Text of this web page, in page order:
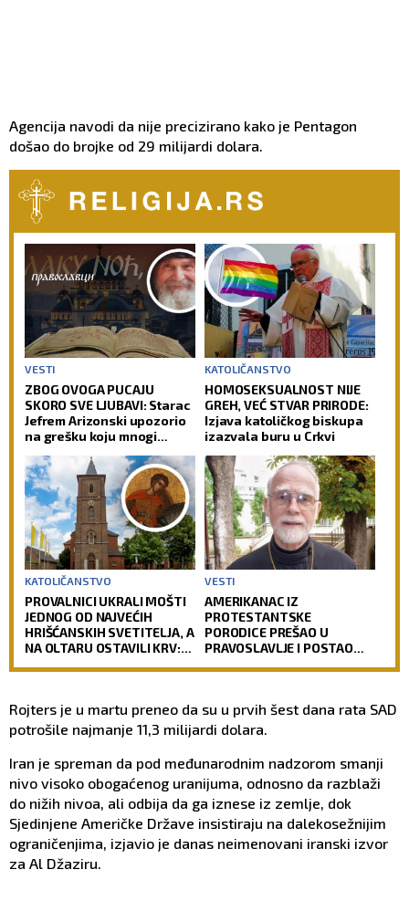
Agencija navodi da nije precizirano kako je Pentagon
došao do brojke od 29 milijardi dolara.
VESTI
ZBOG OVOGA PUCAJU
SKORO SVE LJUBAVI: Starac
Jefrem Arizonski upozorio
na grešku koju mnogi
KATOLIČANSTVO
HOMOSEKSUALNOST NIJE
GREH, VEĆ STVAR PRIRODE:
Izjava katoličkog biskupa
izazvala buru u Crkvi
KATOLIČANSTVO
PROVALNICI UKRALI MOŠTI
JEDNOG OD NAJVEĆIH
HRIŠĆANSKIH SVETITELJA, A
NA OLTARU OSTAVILI KRV:
VESTI
AMERIKANAC IZ
PROTESTANTSKE
PORODICE PREŠAO U
PRAVOSLAVLJE I POSTAO
putu preobraćenja
Rojters je u martu preneo da su u prvih šest dana rata SAD
potrošile najmanje 11,3 milijardi dolara.
Iran je spreman da pod međunarodnim nadzorom smanji
nivo visoko obogaćenog uranijuma, odnosno da razblaži
do nižih nivoa, ali odbija da ga iznese iz zemlje, dok
Sjedinjene Američke Države insistiraju na dalekosežnijim
ograničenjima, izjavio je danas neimenovani iranski izvor
za Al Džaziru.